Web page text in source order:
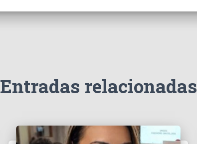
Entradas relacionadas